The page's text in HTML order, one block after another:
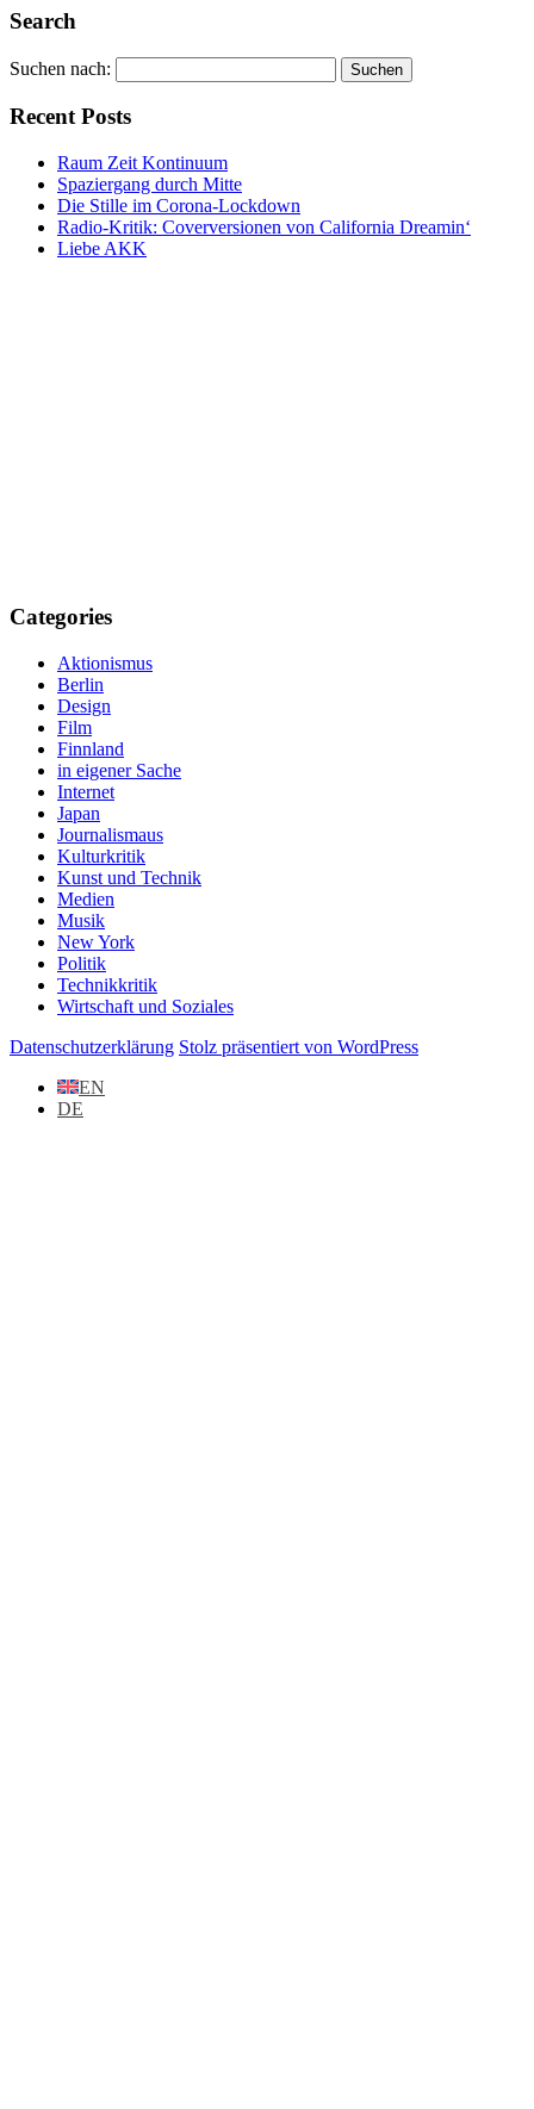
Search
Suchen nach:
Recent Posts
Raum Zeit Kontinuum
Spaziergang durch Mitte
Die Stille im Corona-Lockdown
Radio-Kritik: Coverversionen von California Dreamin‘
Liebe AKK
Categories
Aktionismus
Berlin
Design
Film
Finnland
in eigener Sache
Internet
Japan
Journalismaus
Kulturkritik
Kunst und Technik
Medien
Musik
New York
Politik
Technikkritik
Wirtschaft und Soziales
Datenschutzerklärung Stolz präsentiert von WordPress
EN
DE